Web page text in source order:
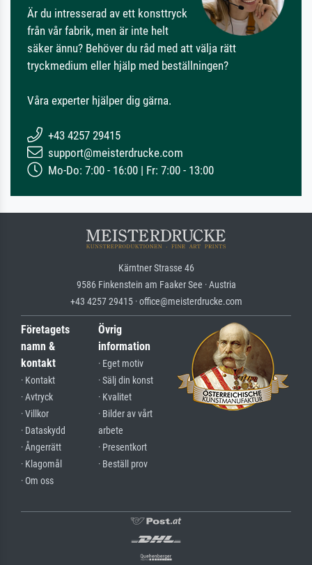
Är du intresserad av ett konsttryck
från vår fabrik, men är inte helt
säker ännu? Behöver du råd med att välja rätt
tryckmedium eller hjälp med beställningen?
Våra experter hjälper dig gärna.
+43 4257 29415
support@meisterdrucke.com
Mo-Do: 7:00 - 16:00 | Fr: 7:00 - 13:00
Kärntner Strasse 46
9586 Finkenstein am Faaker See · Austria
+43 4257 29415 · office@meisterdrucke.com
Företagets
namn &
kontakt
· Kontakt
· Avtryck
· Villkor
· Dataskydd
· Ångerrätt
· Klagomål
· Om oss
Övrig
information
· Eget motiv
· Sälj din konst
· Kvalitet
· Bilder av vårt
arbete
· Presentkort
· Beställ prov